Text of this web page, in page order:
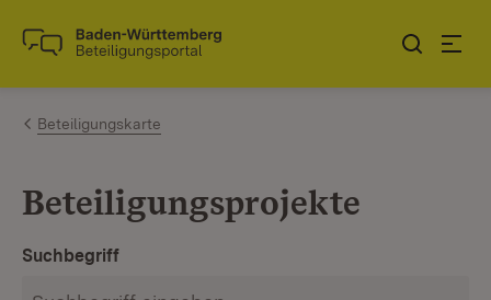
Zum Inhalt springen
Link zur Startseite
Beteiligungskarte
Beteiligungsprojekte
Suchbegriff